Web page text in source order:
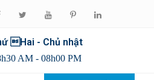
Hai - Chủ nhật
AM - 08h00 PM